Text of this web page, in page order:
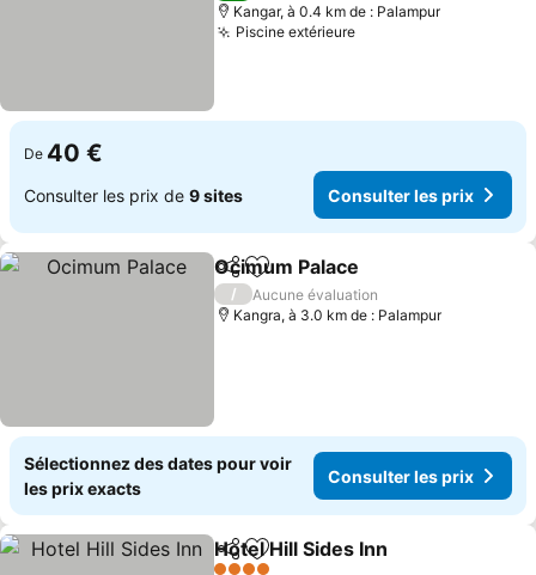
Kangar, à 0.4 km de : Palampur
Piscine extérieureConsulter les prix
De 40 €
Consulter les prix de 9 sites Consulter les prix
PartagerAjouter à mes favoris
Ocimum Palace
/
Aucune évaluation
Kangra, à 3.0 km de : Palampur
Sélectionnez des dates pour voir
les prix exacts
Consulter les prix
PartagerAjouter à mes favoris
Hotel Hill Sides Inn